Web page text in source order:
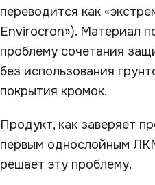
переводится как
Envirocron»). Материал
проблему сочетания
без использования
покрытия кромок.
Продукт, как заверяет
первым однослойным
решает эту проблему.